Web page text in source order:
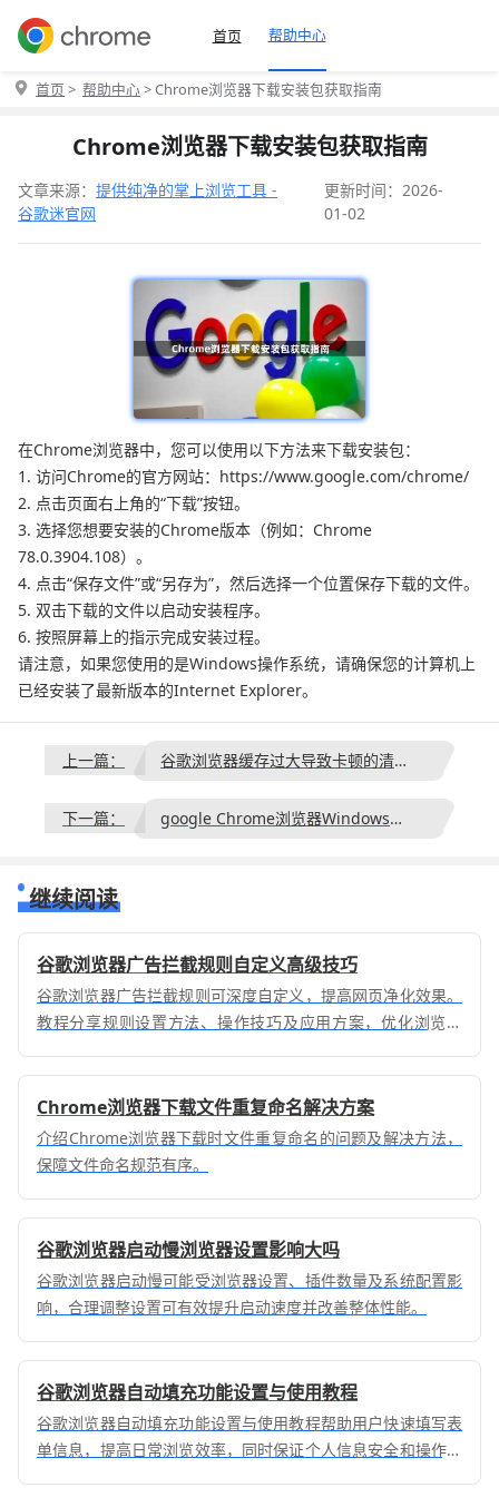
首页 帮助中心
首页 > 帮助中心> Chrome浏览器下载安装包获取指南
Chrome浏览器下载安装包获取指南
文章来源： 提供纯净的掌上浏览工具 -
谷歌迷官网
更新时间：2026-
01-02
在Chrome浏览器中，您可以使用以下方法来下载安装包：
1. 访问Chrome的官方网站：https://www.google.com/chrome/
2. 点击页面右上角的“下载”按钮。
3. 选择您想要安装的Chrome版本（例如：Chrome
78.0.3904.108）。
4. 点击“保存文件”或“另存为”，然后选择一个位置保存下载的文件。
5. 双击下载的文件以启动安装程序。
6. 按照屏幕上的指示完成安装过程。
请注意，如果您使用的是Windows操作系统，请确保您的计算机上
已经安装了最新版本的Internet Explorer。
上一篇： 谷歌浏览器缓存过大导致卡顿的清理技巧分享
下一篇： google Chrome浏览器Windows官方极速版安装教程
继续阅读
谷歌浏览器广告拦截规则自定义高级技巧
谷歌浏览器广告拦截规则可深度自定义，提高网页净化效果。
教程分享规则设置方法、操作技巧及应用方案，优化浏览体
Chrome浏览器下载文件重复命名解决方案
介绍Chrome浏览器下载时文件重复命名的问题及解决方法，
保障文件命名规范有序。
谷歌浏览器启动慢浏览器设置影响大吗
谷歌浏览器启动慢可能受浏览器设置、插件数量及系统配置影
响，合理调整设置可有效提升启动速度并改善整体性能。
谷歌浏览器自动填充功能设置与使用教程
谷歌浏览器自动填充功能设置与使用教程帮助用户快速填写表
单信息，提高日常浏览效率，同时保证个人信息安全和操作便